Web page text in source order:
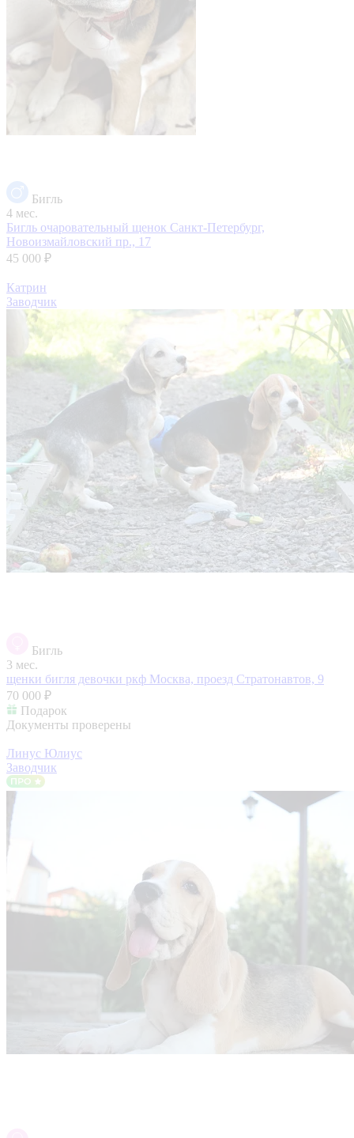
Бигль
4 мес.
Бигль очаровательный щенок Санкт-Петербург,
Новоизмайловский пр., 17
45 000 ₽
Катрин
Заводчик
Бигль
3 мес.
щенки бигля девочки ркф Москва, проезд Стратонавтов, 9
70 000 ₽
Подарок
Документы проверены
Линус Юлиус
Заводчик